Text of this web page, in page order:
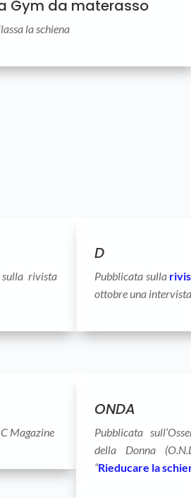
Gym da materasso
la schiena
sulla rivista
D
Pubblicata sulla
ottobre una
Magazine
ONDA
Pubblicata
della Donna
“Rieducare la